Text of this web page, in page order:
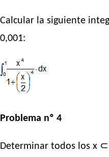
Calcular la siguiente
0,001:
Problema nº 4
Determinar todos los x